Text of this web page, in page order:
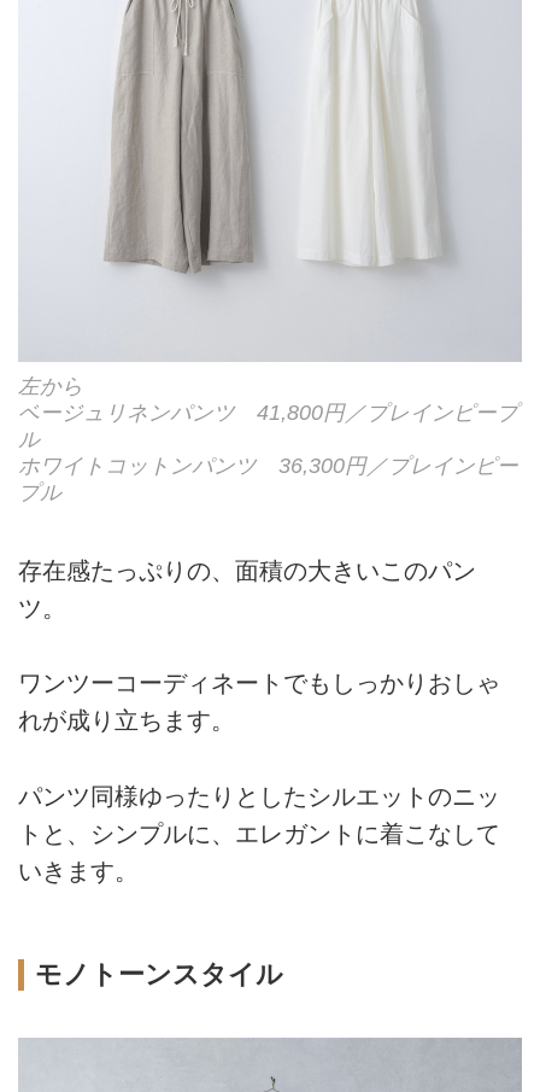
左から
ベージュリネンパンツ 41,800円／プレインピープ
ル
ホワイトコットンパンツ 36,300円／プレインピー
プル
存在感たっぷりの、面積の大きいこのパン
ツ。
ワンツーコーディネートでもしっかりおしゃ
れが成り立ちます。
パンツ同様ゆったりとしたシルエットのニッ
トと、シンプルに、エレガントに着こなして
いきます。
モノトーンスタイル